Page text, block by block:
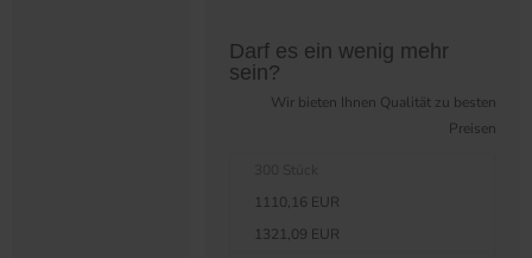
Darf es ein wenig mehr
sein?
Wir bieten Ihnen Qualität zu besten
Preisen
1110,16 EUR
1321,09 EUR